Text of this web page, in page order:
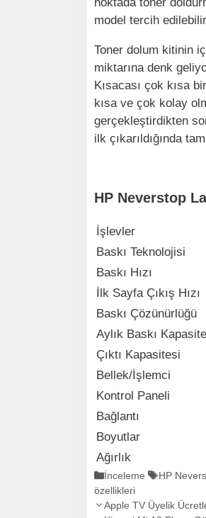
model tercih
Toner dolum kitinin
miktarına denk
Kısacası çok kısa
kısa ve çok kolay
gerçekleştirdikten
ilk çıkarıldığında
HP Neverstop
İşlevler
Baskı Teknolojisi
Baskı Hızı
İlk Sayfa Çıkış Hızı
Baskı Çözünürlüğü
Aylık Baskı
Çıktı Kapasitesi
Bellek/İşlemci
Kontrol Paneli
Bağlantı
Boyutlar
Ağırlık
K
a
t
İnceleme
E
i
HP
özellikleri
Y Apple TV Üyelik